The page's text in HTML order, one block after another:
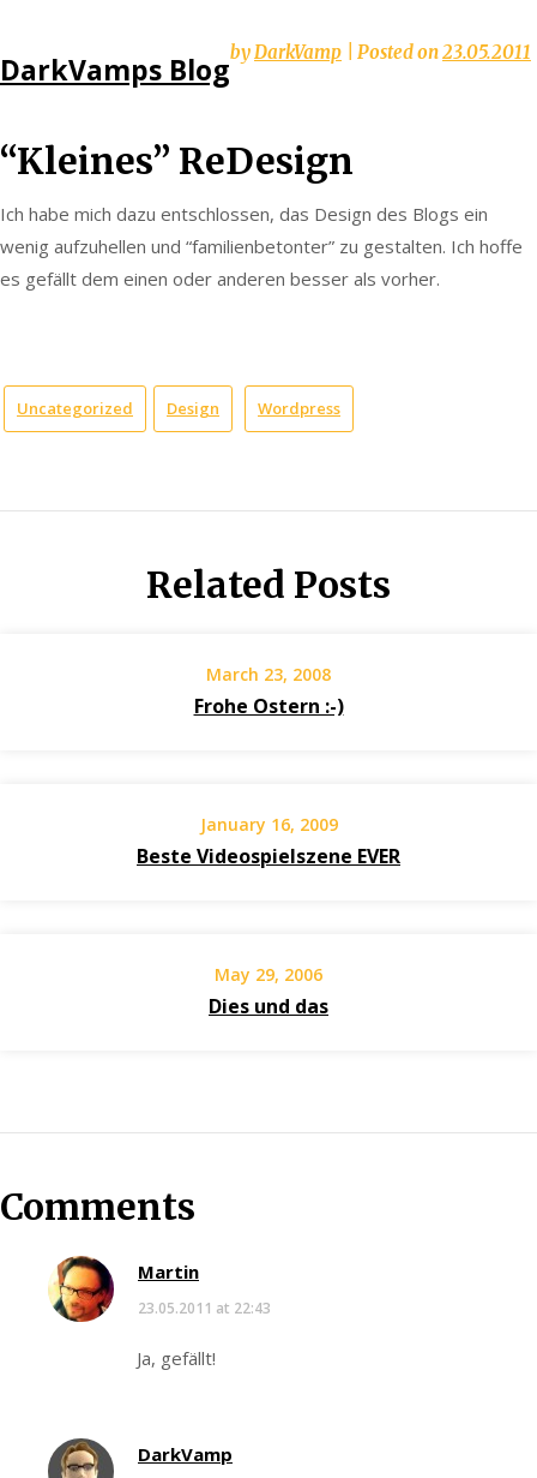
to
DarkVamps Blog
“Kleines” ReDesign
byDarkVamp Posted on23.05.2011
Ich habe mich dazu entschlossen, das Design des Blogs ein
wenig aufzuhellen und “familienbetonter” zu gestalten. Ich hoffe
es gefällt dem einen oder anderen besser als vorher.
Uncategorized Design Wordpress
Related Posts
March 23, 2008
Frohe Ostern :-)
January 16, 2009
Beste Videospielszene EVER
May 29, 2006
Dies und das
Comments
Martin
23.05.2011 at 22:43
Ja, gefällt!
DarkVamp